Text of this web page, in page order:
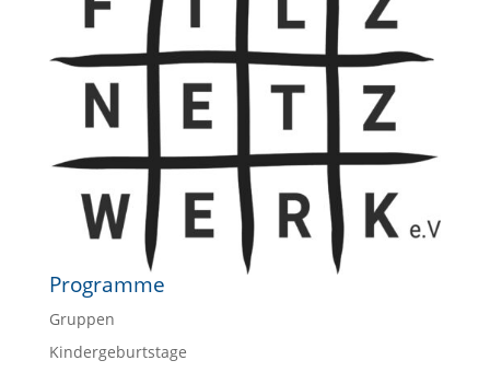
Programme
Gruppen
Kindergeburtstage